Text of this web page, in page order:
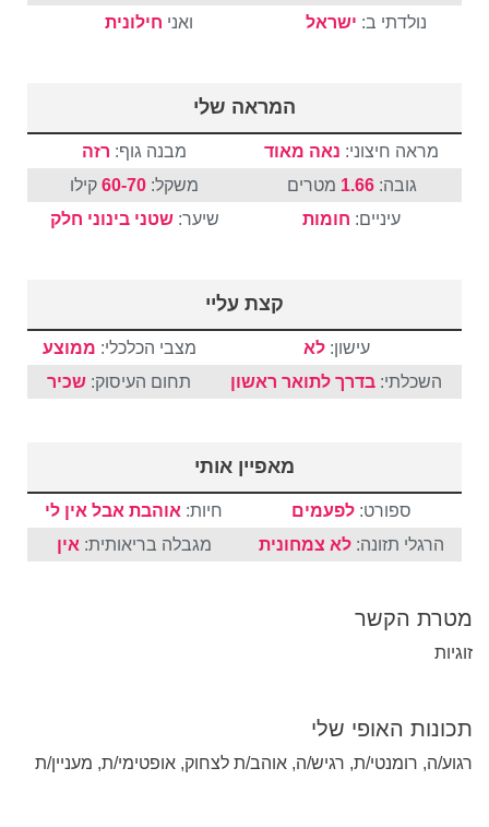
נולדתי ב: ישראל ואני חילונית
המראה שלי
מראה חיצוני: נאה מאוד מבנה גוף: רזה
גובה:1.66 מטרים משקל: 60-70 קילו
עיניים: חומות שיער:שטני בינוני חלק
קצת עליי
עישון:לא מצבי הכלכלי: ממוצע
השכלתי: בדרך לתואר ראשון תחום העיסוק: שכיר
מאפיין אותי
ספורט:לפעמים חיות: אוהבת אבל אין לי
הרגלי תזונה:לא צמחונית מגבלה בריאותית: אין
מטרת הקשר
זוגיות
תכונות האופי שלי
רגוע/ה, רומנטי/ת, רגיש/ה, אוהב/ת לצחוק, אופטימי/ת, מעניין/ת